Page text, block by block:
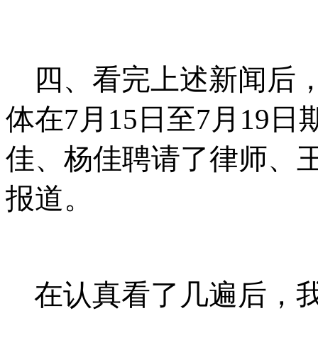
四、看完上述新闻后
体在7月 15 日至7月 19 日
佳、杨佳聘请了律师、
报道。
在认真看了几遍后，